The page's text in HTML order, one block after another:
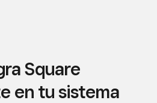
Square
en tu sistema